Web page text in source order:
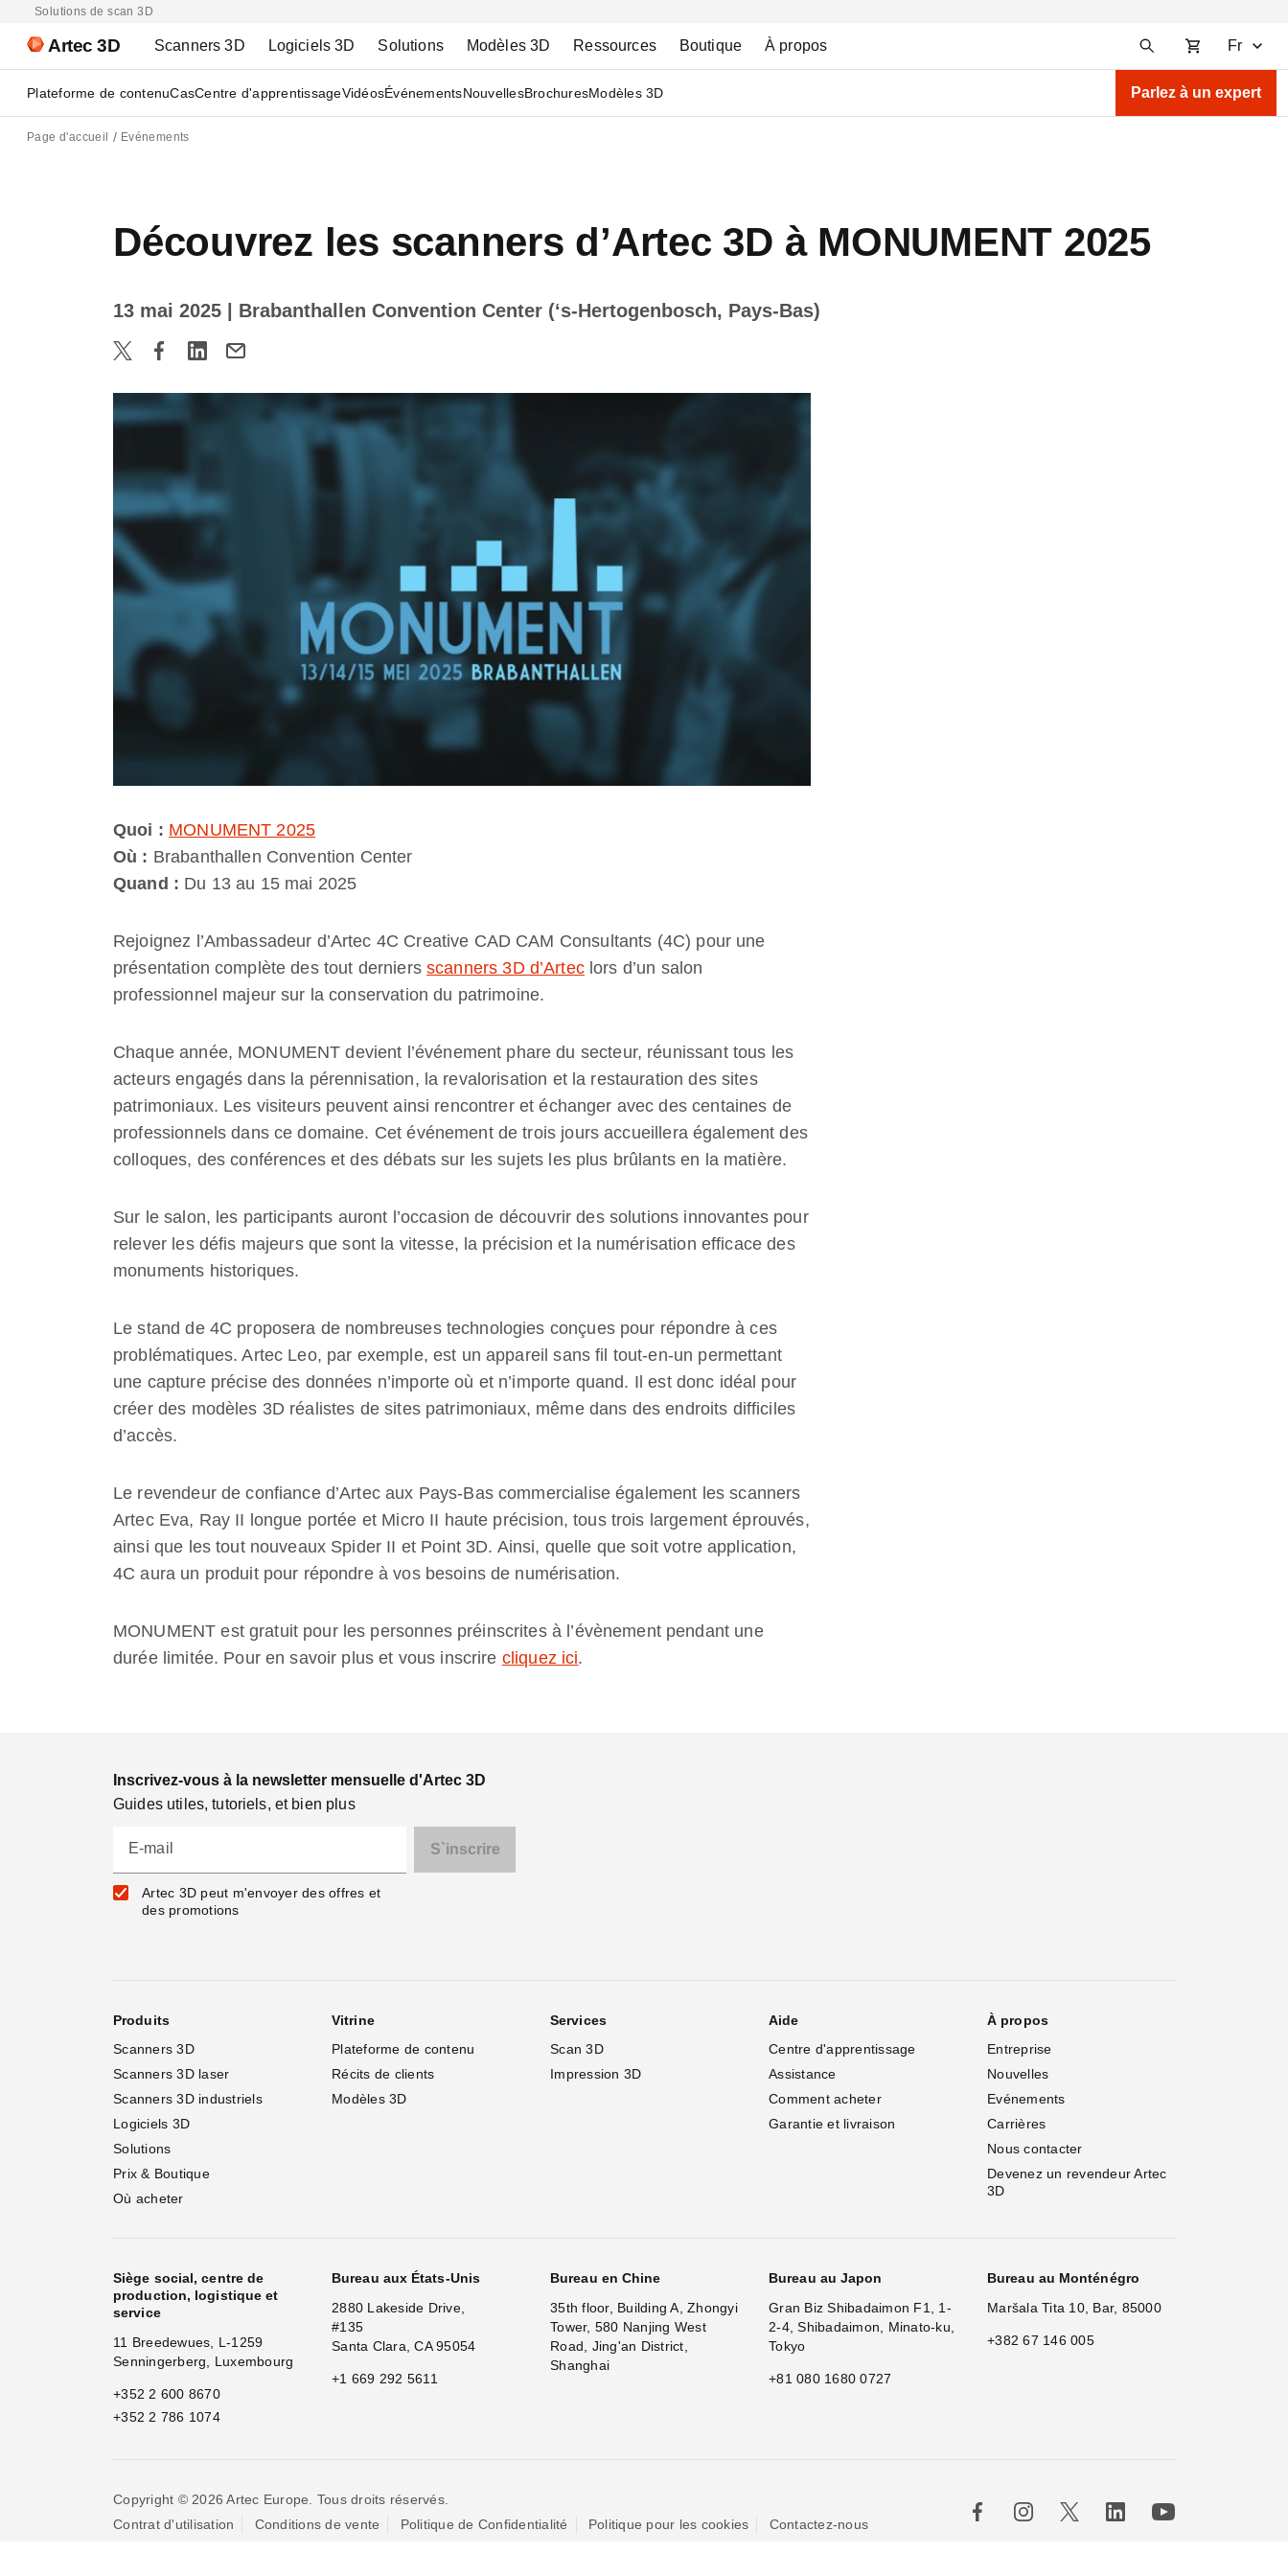
Solutions de scan 3D
Artec 3D Scanners 3D Logiciels 3D Solutions Modèles 3D Ressources Boutique À propos Fr
Plateforme de contenuCasCentre d'apprentissageVidéosÉvénementsNouvellesBrochuresModèles 3D Parlez à un expert
Page d'accueil Evénements
Découvrez les scanners d’Artec 3D à MONUMENT 2025
13 mai 2025 | Brabanthallen Convention Center (‘s-Hertogenbosch, Pays-Bas)
Quoi : MONUMENT 2025
Où : Brabanthallen Convention Center
Quand : Du 13 au 15 mai 2025
Rejoignez l’Ambassadeur d’Artec 4C Creative CAD CAM Consultants (4C) pour une
présentation complète des tout derniers scanners 3D d’Arteclors d’un salon
professionnel majeur sur la conservation du patrimoine.
Chaque année, MONUMENT devient l’événement phare du secteur, réunissant tous les
acteurs engagés dans la pérennisation, la revalorisation et la restauration des sites
patrimoniaux. Les visiteurs peuvent ainsi rencontrer et échanger avec des centaines de
professionnels dans ce domaine. Cet événement de trois jours accueillera également des
colloques, des conférences et des débats sur les sujets les plus brûlants en la matière.
Sur le salon, les participants auront l’occasion de découvrir des solutions innovantes pour
relever les défis majeurs que sont la vitesse, la précision et la numérisation efficace des
monuments historiques.
Le stand de 4C proposera de nombreuses technologies conçues pour répondre à ces
problématiques. Artec Leo, par exemple, est un appareil sans fil tout-en-un permettant
une capture précise des données n’importe où et n’importe quand. Il est donc idéal pour
créer des modèles 3D réalistes de sites patrimoniaux, même dans des endroits difficiles
d’accès.
Le revendeur de confiance d’Artec aux Pays-Bas commercialise également les scanners
Artec Eva, Ray II longue portée et Micro II haute précision, tous trois largement éprouvés,
ainsi que les tout nouveaux Spider II et Point 3D. Ainsi, quelle que soit votre application,
4C aura un produit pour répondre à vos besoins de numérisation.
MONUMENT est gratuit pour les personnes préinscrites à l’évènement pendant une
durée limitée. Pour en savoir plus et vous inscrire cliquez ici.
Inscrivez-vous à la newsletter mensuelle d'Artec 3D
Guides utiles, tutoriels, et bien plus
E-mail
Artec 3D peut m'envoyer des offres et
des promotions
Produits
Scanners 3D
Scanners 3D laser
Scanners 3D industriels
Logiciels 3D
Solutions
Prix & Boutique
Où acheter
Vitrine
Plateforme de contenu
Récits de clients
Modèles 3D
Services
Scan 3D
Impression 3D
Aide
Centre d'apprentissage
Assistance
Comment acheter
Garantie et livraison
À propos
Entreprise
Nouvelles
Evénements
Carrières
Nous contacter
Devenez un revendeur Artec
3D
Siège social, centre de
production, logistique et
service
11 Breedewues, L-1259
Senningerberg, Luxembourg
+352 2 600 8670
+352 2 786 1074
Bureau aux États-Unis
2880 Lakeside Drive,
#135
Santa Clara, CA 95054
+1 669 292 5611
Bureau en Chine
35th floor, Building A, Zhongyi
Tower, 580 Nanjing West
Road, Jing'an District,
Shanghai
Bureau au Japon
Gran Biz Shibadaimon F1, 1-
2-4, Shibadaimon, Minato-ku,
Tokyo
+81 080 1680 0727
Bureau au Monténégro
Maršala Tita 10, Bar, 85000
+382 67 146 005
Copyright © 2026 Artec Europe. Tous droits réservés.
Contrat d'utilisation
Conditions de vente Politique de Confidentialité Politique pour les cookies Contactez-nous